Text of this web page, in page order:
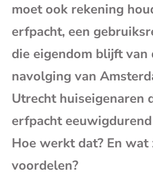
moet ook rekening
erfpacht, een
die eigendom blijft van
navolging van
Utrecht huiseigenaren
erfpacht
Hoe werkt dat? En wat
voordelen?